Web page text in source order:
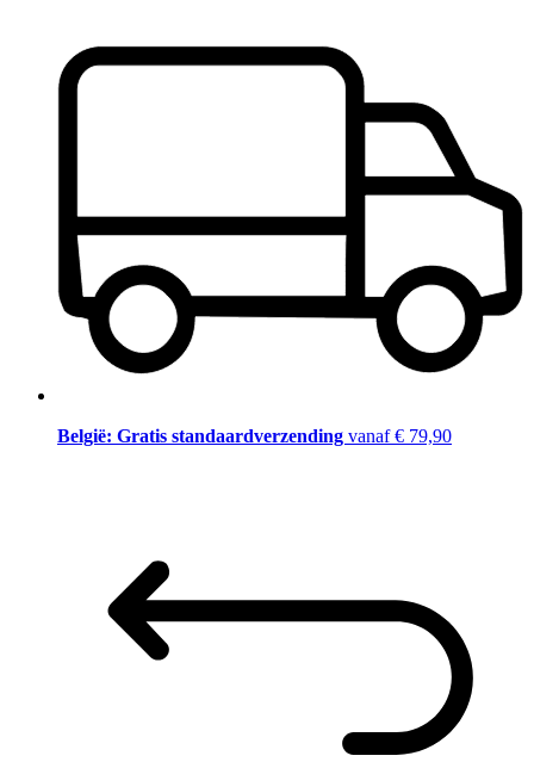
België: Gratis standaardverzending vanaf € 79,90